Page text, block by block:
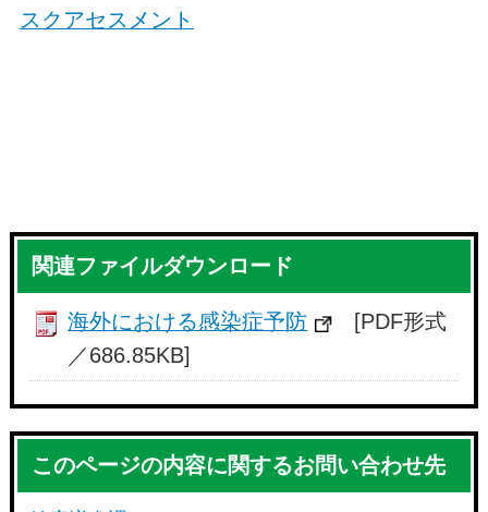
スクアセスメント
関連ファイルダウンロード
海外における感染症予防
[PDF形式
／686.85KB]
このページの内容に関するお問い合わせ先